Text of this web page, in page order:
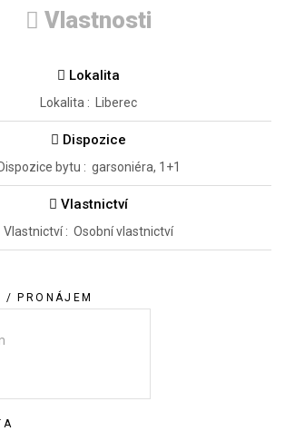
Vlastnosti
Lokalita
Lokalita : Liberec
Dispozice
bytu : garsoniéra, 1+1
Vlastnictví
Vlastnictví : Osobní vlastnictví
/ PRONÁJEM